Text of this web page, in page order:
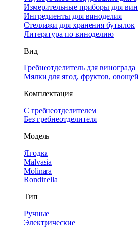
Измерительные приборы для
Ингредиенты для виноделия
Стеллажи для хранения бутылок
Литература по виноделию
Вид
Гребнеотделитель для винограда
Мялки для ягод, фруктов, овощей
Комплектация
С гребнеотделителем
Без гребнеотделителя
Модель
Ягодка
Malvasia
Molinara
Rondinella
Тип
Ручные
Электрические